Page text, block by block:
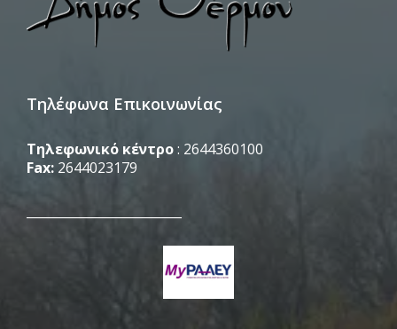
Τηλέφωνα Επικοινωνίας
Τηλεφωνικό κέντρο: 2644360100
Fax: 2644023179